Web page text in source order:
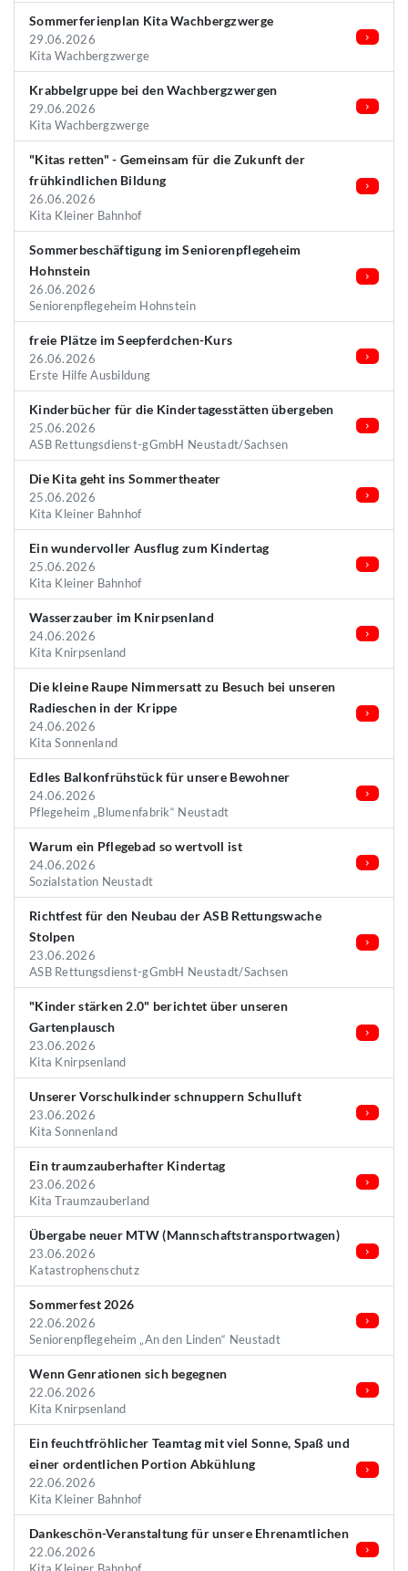
Sommerferienplan Kita Wachbergzwerge
29.06.2026
Kita Wachbergzwerge
Krabbelgruppe bei den Wachbergzwergen
29.06.2026
Kita Wachbergzwerge
"Kitas retten" - Gemeinsam für die Zukunft der
frühkindlichen Bildung
26.06.2026
Kita Kleiner Bahnhof
Sommerbeschäftigung im Seniorenpflegeheim
Hohnstein
26.06.2026
Seniorenpflegeheim Hohnstein
freie Plätze im Seepferdchen-Kurs
26.06.2026
Erste Hilfe Ausbildung
Kinderbücher für die Kindertagesstätten übergeben
25.06.2026
ASB Rettungsdienst-gGmbH Neustadt/Sachsen
Die Kita geht ins Sommertheater
25.06.2026
Kita Kleiner Bahnhof
Ein wundervoller Ausflug zum Kindertag
25.06.2026
Kita Kleiner Bahnhof
Wasserzauber im Knirpsenland
24.06.2026
Kita Knirpsenland
Die kleine Raupe Nimmersatt zu Besuch bei unseren
Radieschen in der Krippe
24.06.2026
Kita Sonnenland
Edles Balkonfrühstück für unsere Bewohner
24.06.2026
Pflegeheim „Blumenfabrik“ Neustadt
Warum ein Pflegebad so wertvoll ist
24.06.2026
Sozialstation Neustadt
Richtfest für den Neubau der ASB Rettungswache
Stolpen
23.06.2026
ASB Rettungsdienst-gGmbH Neustadt/Sachsen
"Kinder stärken 2.0" berichtet über unseren
Gartenplausch
23.06.2026
Kita Knirpsenland
Unserer Vorschulkinder schnuppern Schulluft
23.06.2026
Kita Sonnenland
Ein traumzauberhafter Kindertag
23.06.2026
Kita Traumzauberland
Übergabe neuer MTW (Mannschaftstransportwagen)
23.06.2026
Katastrophenschutz
Sommerfest 2026
22.06.2026
Seniorenpflegeheim „An den Linden“ Neustadt
Wenn Genrationen sich begegnen
22.06.2026
Kita Knirpsenland
Ein feuchtfröhlicher Teamtag mit viel Sonne, Spaß und
einer ordentlichen Portion Abkühlung
22.06.2026
Kita Kleiner Bahnhof
Dankeschön-Veranstaltung für unsere Ehrenamtlichen
22.06.2026